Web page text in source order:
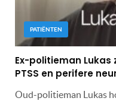
PATIËNTEN
Ex-politieman
PTSS en perifere
Oud-politieman Lukas